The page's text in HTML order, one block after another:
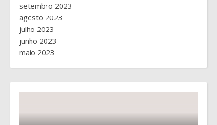
setembro 2023
agosto 2023
julho 2023
junho 2023
maio 2023